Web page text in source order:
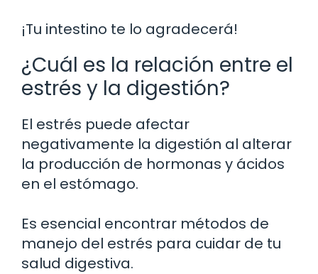
¡Tu intestino te lo agradecerá!
¿Cuál es la relación entre el
estrés y la digestión?
El estrés puede afectar
negativamente la digestión al alterar
la producción de hormonas y ácidos
en el estómago.
Es esencial encontrar métodos de
manejo del estrés para cuidar de tu
salud digestiva.